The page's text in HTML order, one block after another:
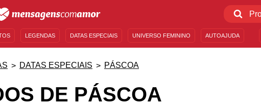
LEGENDAS DATAS ESPECIAIS UNIVERSO FEMININO AUTOAJUDA
DATAS ESPECIAIS PÁSCOA
DE PÁSCOA